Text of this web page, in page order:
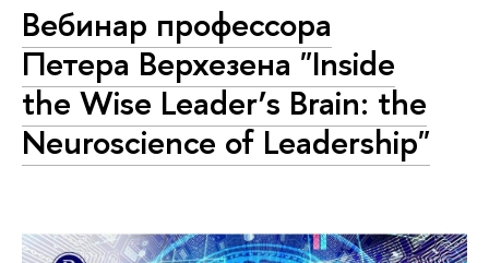
Вебинар профессора
Петера Верхезена "Inside
the Wise Leader’s Brain: the
Neuroscience of Leadership"